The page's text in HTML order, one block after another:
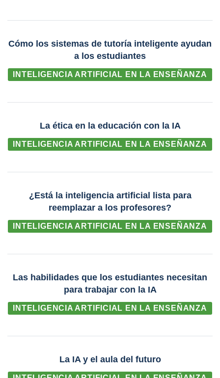
Cómo los sistemas de tutoría inteligente ayudan
a los estudiantes
INTELIGENCIA ARTIFICIAL EN LA ENSEÑANZA
La ética en la educación con la IA
INTELIGENCIA ARTIFICIAL EN LA ENSEÑANZA
¿Está la inteligencia artificial lista para
reemplazar a los profesores?
INTELIGENCIA ARTIFICIAL EN LA ENSEÑANZA
Las habilidades que los estudiantes necesitan
para trabajar con la IA
INTELIGENCIA ARTIFICIAL EN LA ENSEÑANZA
La IA y el aula del futuro